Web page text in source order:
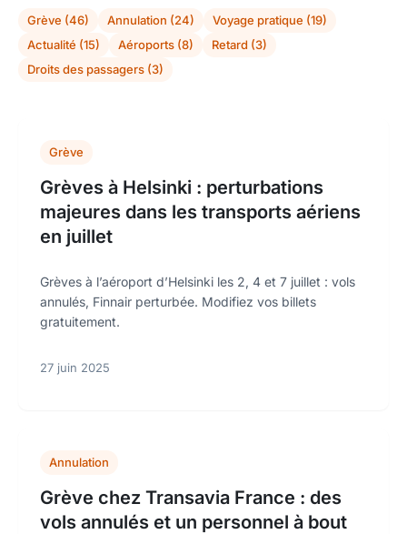
Grève (46) Annulation (24)
Voyage pratique (19)
Actualité (15)
Aéroports (8)
Retard (3)
Droits des passagers (3)
Grève
Grèves à Helsinki : perturbations
majeures dans les transports aériens
en juillet
Grèves à l’aéroport d’Helsinki les 2, 4 et 7 juillet : vols
annulés, Finnair perturbée. Modifiez vos billets
gratuitement.
27 juin 2025
Annulation
Grève chez Transavia France : des
vols annulés et un personnel à bout